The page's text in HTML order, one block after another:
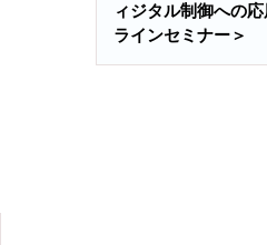
ィジタル制御への
ラインセミナー＞